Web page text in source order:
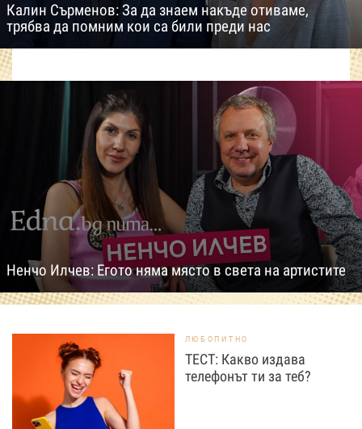
Калин Сърменов: За да знаем накъде отиваме,
трябва да помним кои са били преди нас
Ненчо Илчев: Егото няма място в света на артистите
ЛЮБОПИТНО
ТЕСТ: Какво издава
телефонът ти за теб?